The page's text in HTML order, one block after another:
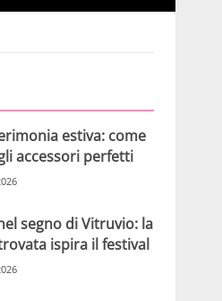
estiva: come
accessori perfetti
segno di Vitruvio: la
ispira il festival